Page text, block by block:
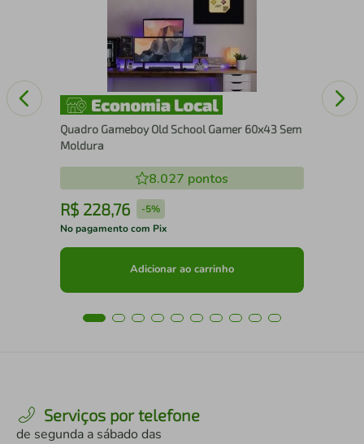
Quadro Gameboy Old School Gamer 60x43 Sem
Moldura
8.027 pontos
R$ 228,76 -5%
No pagamento com Pix
Adicionar ao carrinho
Serviços por telefone
de segunda a sábado das